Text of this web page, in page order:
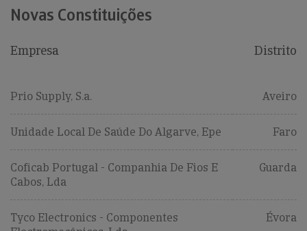
Novas Constituições
Empresa Distrito
Prio Supply, S.a. Aveiro
Unidade Local De Saúde Do Algarve, Epe Faro
Coficab Portugal - Companhia De Fios E
Cabos, Lda
Guarda
Tyco Electronics - Componentes
Évora